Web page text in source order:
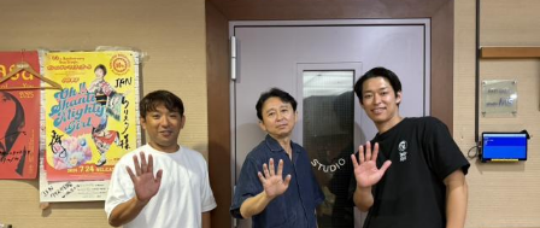
藤木：ブラジル戦で、前半は佐野海舟選手の素晴らしいイン
ターセプトからのゴールがありましたし、前半の終了間際に
は日本がボールを持つ時間もありました。しかし、後半に入
ってからブラジルが戦略を変えてきて、日本が一方的に押し
込まれてしまった。試合のなかで具体的な戦術が打ち出せな
かったと考えると、（選手のなかに）もう少し具体的な戦略
を示す人、ブレーンが必要なのかなと素人目には思ってしま
うのですが……。